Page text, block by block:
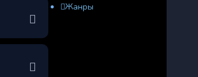
Жанры